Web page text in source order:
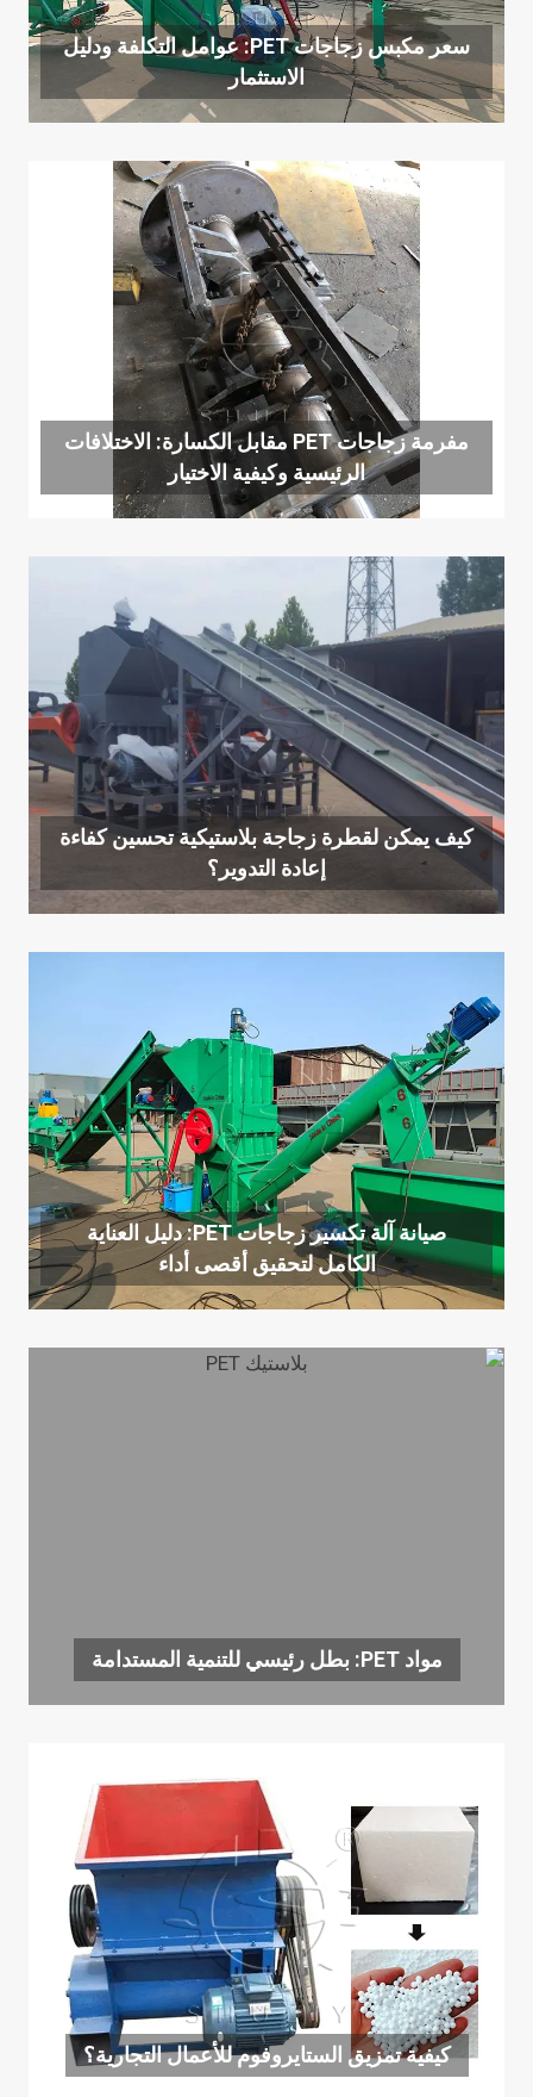
سعر مكبس زجاجات PET: عوامل التكلفة ودليل
الاستثمار
مفرمة زجاجات PET مقابل الكسارة: الاختلافات
الرئيسية وكيفية الاختيار
كيف يمكن لقطرة زجاجة بلاستيكية تحسين كفاءة
إعادة التدوير؟
صيانة آلة تكسير زجاجات PET: دليل العناية
الكامل لتحقيق أقصى أداء
مواد PET: بطل رئيسي للتنمية المستدامة
كيفية تمزيق الستايروفوم للأعمال التجارية؟